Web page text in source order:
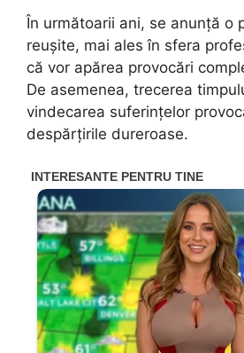
În următoarii ani, se anunță o
reușite, mai ales în sfera
că vor apărea provocări
De asemenea, trecerea
vindecarea suferințelor
despărțirile dureroase.